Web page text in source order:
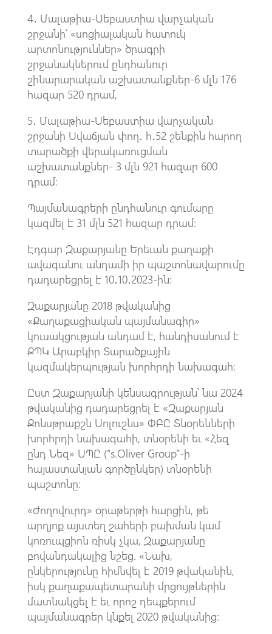
4․ Մալաթիա-Սեբաստիա վարչական
շրջանի՝ «սոցիալական հատուկ
արտոնություններ» ծրագրի
շրջանակներում ընդհանուր
շինարարական աշխատանքներ-6 մլն 176
հազար 520 դրամ,
5․ Մալաթիա-Սեբաստիա վարչական
շրջանի Սվաճյան փող․ հ․52 շենքին հարող
տարածքի վերակառուցման
աշխատանքներ- 3 մլն 921 հազար 600
դրամ։
Պայմանագրերի ընդհանուր գումարը
կազմել է 31 մլն 521 հազար դրամ։
Էդգար Զաքարյանը Երեւան քաղաքի
ավագանու անդամի իր պաշտոնավարումը
դադարեցրել է 10․10․2023-ին։
Զաքարյանը 2018 թվականից
«Քաղաքացիական պայմանագիր»
կուսակցության անդամ է, հանդիսանում է
ՔՊԿ Արաբկիր Տարածքային
կազմակերպության խորհրդի նախագահ։
Ըստ Զաքարյանի կենսագրության՝ նա 2024
թվականից դադարեցրել է «Զաքարյան
Քոնսթրաքշն Սոլուշնս» ՓԲԸ Տնօրենների
խորհրդի նախագահի, տնօրենի եւ «Հեզ
ընդ Նեզ» ՍՊԸ (“s.Oliver Group”-ի
հայաստանյան գործընկեր) տնօրենի
պաշտոնը։
«Ժողովուրդ» օրաթերթի հարցին, թե
արդյոք այստեղ շահերի բախման կամ
կոռուպցիոն ռիսկ չկա, Զաքարյանը
բովանդակալից նշեց. «Նախ,
ընկերությունը հիմնվել է 2019 թվականին,
իսկ քաղաքապետարանի մրցույթներին
մատնակցել է եւ որոշ դեպքերում
պայմանագրեր կնքել 2020 թվականից։